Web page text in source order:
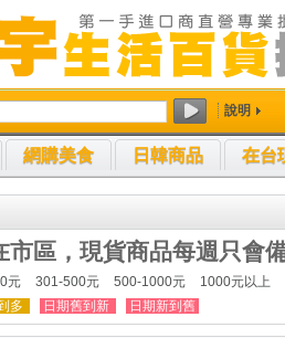
網購美食 日韓商品 在台
說明
市區，現貨商品每週只會
元 301-500元 500-1000元
1000元以上
多 日期舊到新 日期新到舊